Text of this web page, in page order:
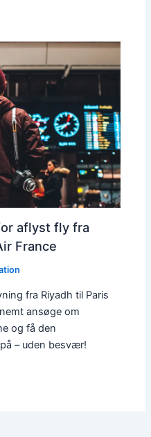
aflyst fly fra
France
fra Riyadh til Paris
ansøge om
og få den
– uden besvær!